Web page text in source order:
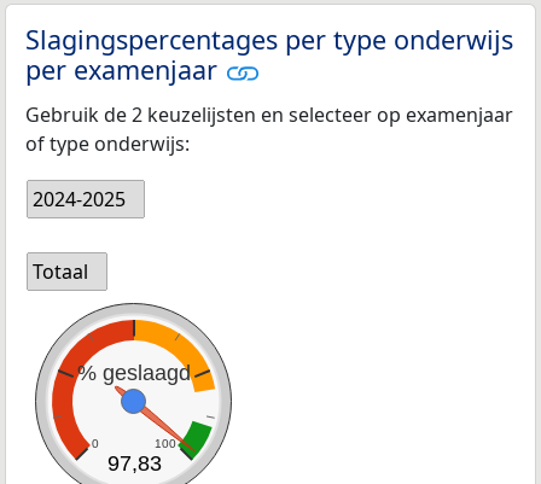
Slagingspercentages per type onderwijs
per examenjaar
Gebruik de 2 keuzelijsten en selecteer op examenjaar
of type onderwijs:
2024-2025
Totaal
% geslaagd
0 100
97,83